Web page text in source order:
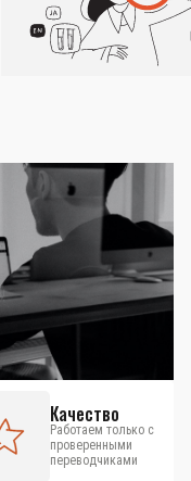
Качество
Работаем только с
проверенными
переводчиками